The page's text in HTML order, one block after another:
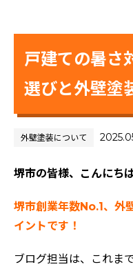
戸建ての暑さ
選びと外壁塗
外壁塗装について
堺市の皆様、こんにち
堺市創業年数No.1、外
イントです！
ブログ担当は、これま